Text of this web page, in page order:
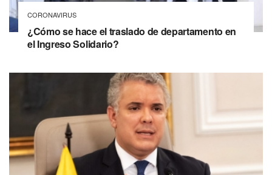
CORONAVIRUS
¿Cómo se hace el traslado de departamento en
el Ingreso Solidario?